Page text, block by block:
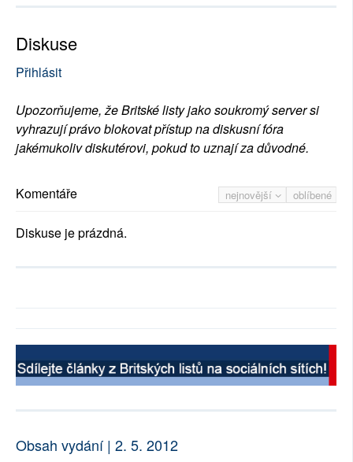
Diskuse
Přihlásit
Upozorňujeme, že Britské listy jako soukromý server si
vyhrazují právo blokovat přístup na diskusní fóra
jakémukoliv diskutérovi, pokud to uznají za důvodné.
nejnovější oblíbené
Komentáře
Diskuse je prázdná.
Obsah vydání | 2. 5. 2012